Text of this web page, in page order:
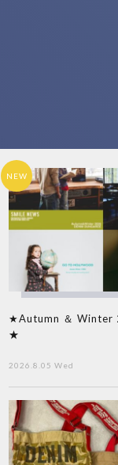
NEW
★Autumn ＆ Winter
★
2026.8.05 Wed